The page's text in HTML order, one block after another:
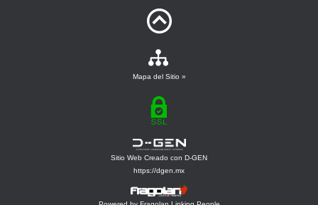
Mapa del Sitio »
Sitio Web Creado con D-GEN
https://dgen.mx